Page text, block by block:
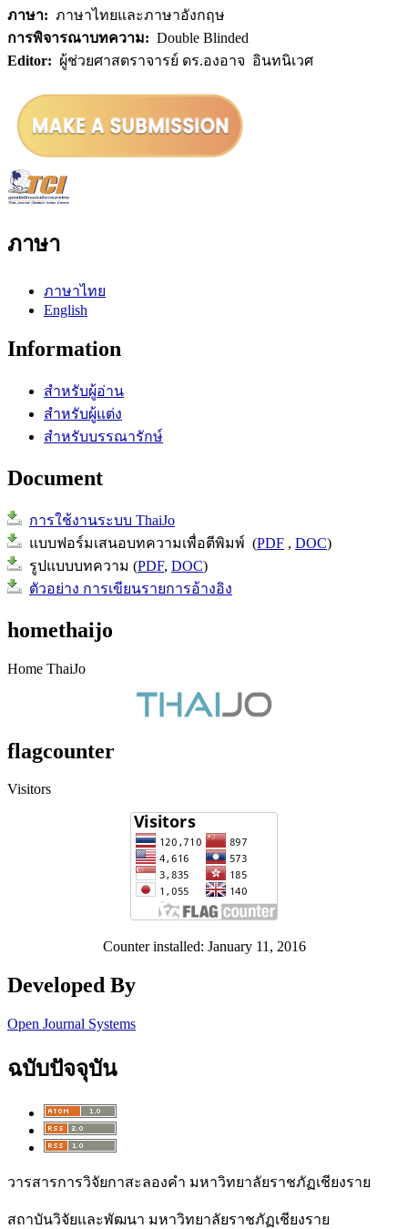
ภาษา: ภาษาไทยและภาษาอังกฤษ
การพิจารณาบทความ: Double Blinded
Editor: ผู้ช่วยศาสตราจารย์ ดร.องอาจ อินทนิเวศ
ภาษา
ภาษาไทย
English
Information
สำหรับผู้อ่าน
สำหรับผู้แต่ง
สำหรับบรรณารักษ์
Document
การใช้งานระบบ ThaiJo
แบบฟอร์มเสนอบทความเพื่อตีพิมพ์ (PDF , DOC)
รูปแบบบทความ (PDF, DOC)
ตัวอย่าง การเขียนรายการอ้างอิง
homethaijo
Home ThaiJo
flagcounter
Visitors
Counter installed: January 11, 2016
Developed By
Open Journal Systems
ฉบับปัจจุบัน
วารสารการวิจัยกาสะลองคำ มหาวิทยาลัยราชภัฏเชียงราย
สถาบันวิจัยและพัฒนา มหาวิทยาลัยราชภัฏเชียงราย